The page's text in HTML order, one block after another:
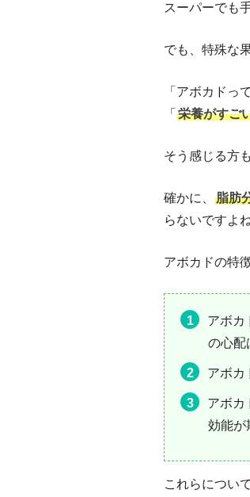
スーパーでも
でも、特殊な
「アボカドっ
「 栄養がすご
そう感じる方
確かに、 脂肪
らないですよね
アボカドの特
アボカ
の心配
アボカ
アボカ
効能が
これらについ